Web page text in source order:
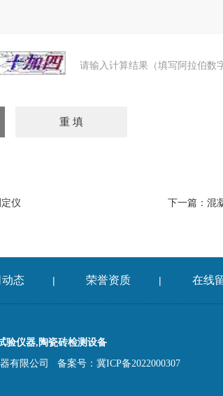
请输入计算结果（填写阿拉伯数
仪 下一篇： 混
态 | 荣誉资质 | 在线
验仪器,陶瓷砖检测设备
有限公司 备案号：冀ICP备2022000307